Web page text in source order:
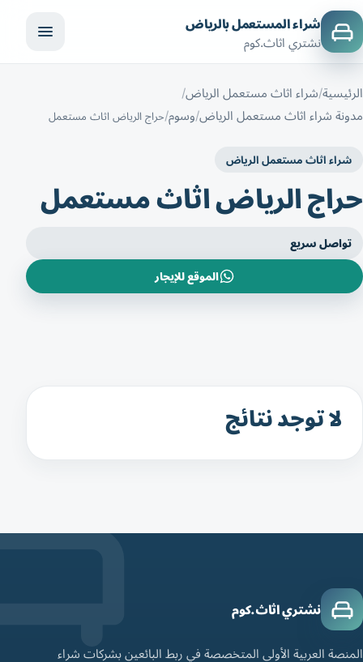
شراء المستعمل بالرياض
نشتري اثاث.كوم
الرئيسية شراء اثاث مستعمل الرياض
مدونة شراء اثاث مستعمل الرياض وسوم حراج الرياض اثاث مستعمل
شراء اثاث مستعمل الرياض
حراج الرياض اثاث مستعمل
تواصل سريع
الموقع للإيجار
لا توجد نتائج
نشتري اثاث.كوم
المنصة العربية الأولى المتخصصة في ربط البائعين بشركات شراء